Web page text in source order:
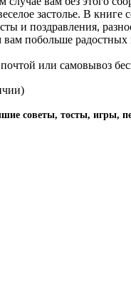
застолье. В
и поздравления,
побольше радостных
или самовывоз
советы, тосты, игры,